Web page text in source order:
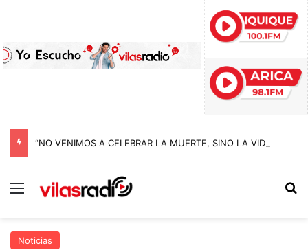
Menú
Noticias